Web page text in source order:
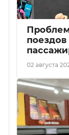
02 августа